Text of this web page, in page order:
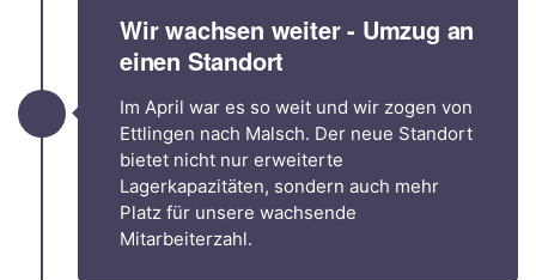
Wir wachsen weiter - Umzug an
einen Standort
Im April war es so weit und wir zogen von
Ettlingen nach Malsch. Der neue Standort
bietet nicht nur erweiterte
Lagerkapazitäten, sondern auch mehr
Platz für unsere wachsende
Mitarbeiterzahl.